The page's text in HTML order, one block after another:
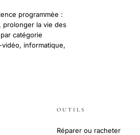
programmée :
prolonger la vie des
catégorie
informatique,
OUTILS
Réparer ou racheter